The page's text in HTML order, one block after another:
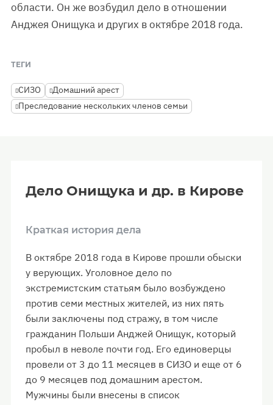
области. Он же возбудил дело в отношении
Анджея Онищука и других в октябре 2018 года.
ТЕГИ
СИЗО
Домашний арест
Преследование нескольких членов семьи
Дело Онищука и др. в Кирове
Краткая история дела
В октябре 2018 года в Кирове прошли обыски
у верующих. Уголовное дело по
экстремистским статьям было возбуждено
против семи местных жителей, из них пять
были заключены под стражу, в том числе
гражданин Польши Анджей Онищук, который
пробыл в неволе почти год. Его единоверцы
провели от 3 до 11 месяцев в СИЗО и еще от 6
до 9 месяцев под домашним арестом.
Мужчины были внесены в список